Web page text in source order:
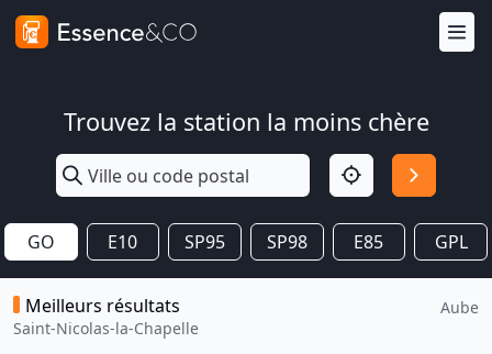
Trouvez la station la moins chère
GO E10 SP95 SP98 E85 GPL
Meilleurs résultats
Saint-Nicolas-la-Chapelle
Aube